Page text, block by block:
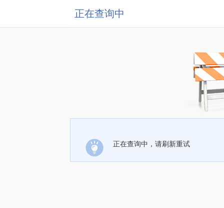
正在查询中
正在查询中，请刷新重试